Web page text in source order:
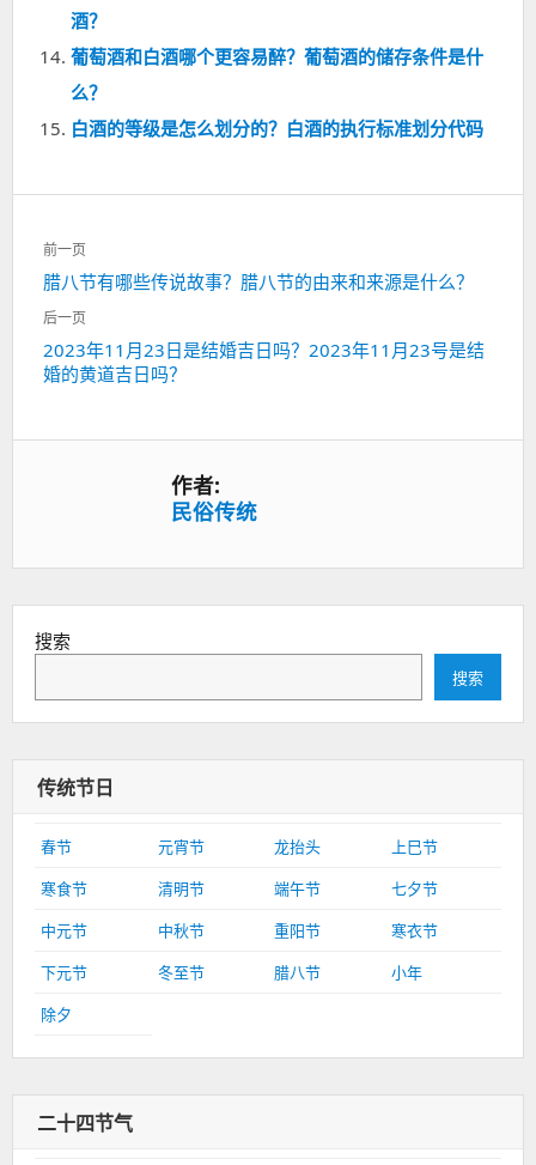
酒？
葡萄酒和白酒哪个更容易醉？葡萄酒的储存条件是什
么？
白酒的等级是怎么划分的？白酒的执行标准划分代码
文
章
导
航
前一页
上
一
腊八节有哪些传说故事？腊八节的由来和来源是什么？
后一页
下
一
2023年11月23日是结婚吉日吗？2023年11月23号是结
婚的黄道吉日吗？
作者:
民俗传统
搜索
搜索
传统节日
春节 元宵节 龙抬头
上巳节
寒食节
清明节 端午节
七夕节
中元节
中秋节 重阳节
寒衣节
下元节
冬至节 腊八节
小年
除夕
二十四节气